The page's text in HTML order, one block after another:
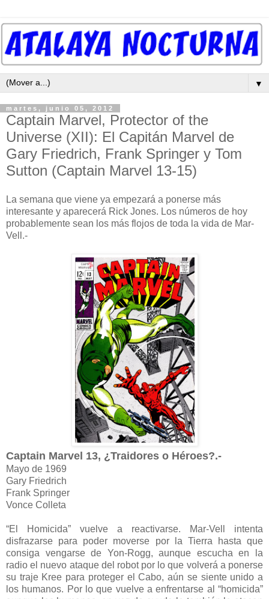
▼
martes, junio 05, 2012
Captain Marvel, Protector of the
Universe (XII): El Capitán Marvel de
Gary Friedrich, Frank Springer y Tom
Sutton (Captain Marvel 13-15)
La semana que viene ya empezará a ponerse más
interesante y aparecerá Rick Jones. Los números de hoy
probablemente sean los más flojos de toda la vida de Mar-
Vell.-
Captain Marvel 13, ¿Traidores o Héroes?.-
Mayo de 1969
Gary Friedrich
Frank Springer
Vonce Colleta
“El Homicida” vuelve a reactivarse. Mar-Vell intenta
disfrazarse para poder moverse por la Tierra hasta que
consiga vengarse de Yon-Rogg, aunque escucha en la
radio el nuevo ataque del robot por lo que volverá a ponerse
su traje Kree para proteger el Cabo, aún se siente unido a
los humanos. Por lo que vuelve a enfrentarse al “homicida”